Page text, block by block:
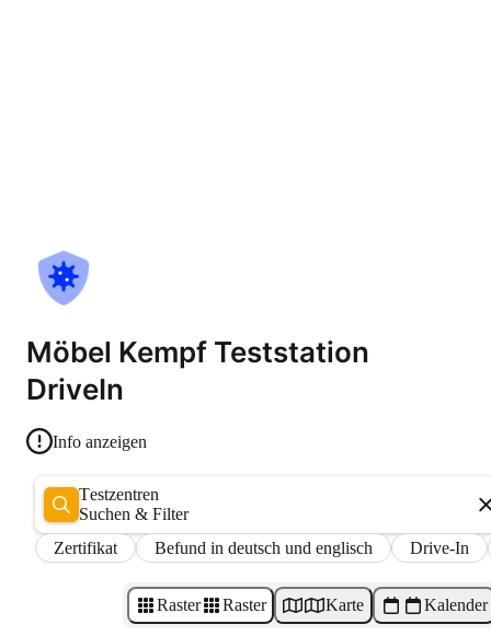
Möbel Kempf Teststation
DriveIn
Info anzeigen
Testzentren
Suchen & Filter
Zertifikat
Befund in deutsch und englisch Drive-In
Raster Raster Karte Kalender